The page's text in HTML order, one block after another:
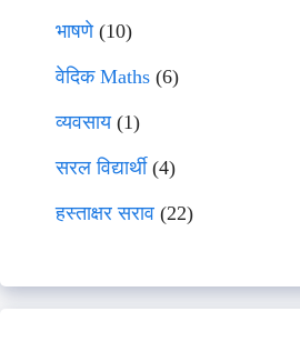
भाषणे(10)
वेदिक Maths (6)
व्यवसाय(1)
सरल विद्यार्थी(4)
हस्ताक्षर सराव (22)